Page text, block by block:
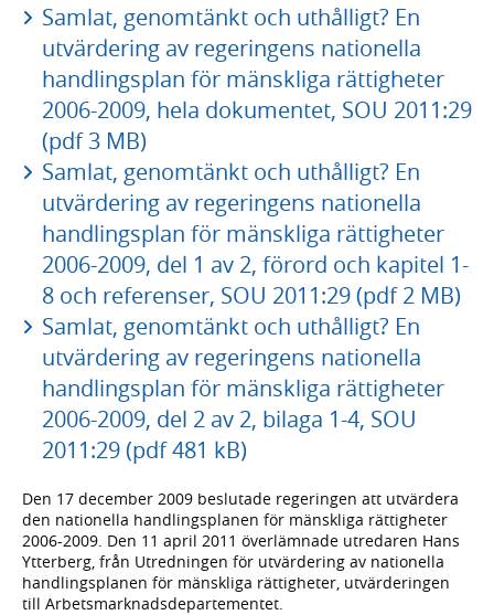
Samlat, genomtänkt och uthålligt? En
utvärdering av regeringens nationella
handlingsplan för mänskliga rättigheter
2006-2009, hela dokumentet, SOU 2011:29
(pdf 3 MB)
Samlat, genomtänkt och uthålligt? En
utvärdering av regeringens nationella
handlingsplan för mänskliga rättigheter
2006-2009, del 1 av 2, förord och kapitel 1-
8 och referenser, SOU 2011:29 (pdf 2 MB)
Samlat, genomtänkt och uthålligt? En
utvärdering av regeringens nationella
handlingsplan för mänskliga rättigheter
2006-2009, del 2 av 2, bilaga 1-4, SOU
2011:29 (pdf 481 kB)
Den 17 december 2009 beslutade regeringen att utvärdera
den nationella handlingsplanen för mänskliga rättigheter
2006-2009. Den 11 april 2011 överlämnade utredaren Hans
Ytterberg, från Utredningen för utvärdering av nationella
handlingsplanen för mänskliga rättigheter, utvärderingen
till Arbetsmarknadsdepartementet.